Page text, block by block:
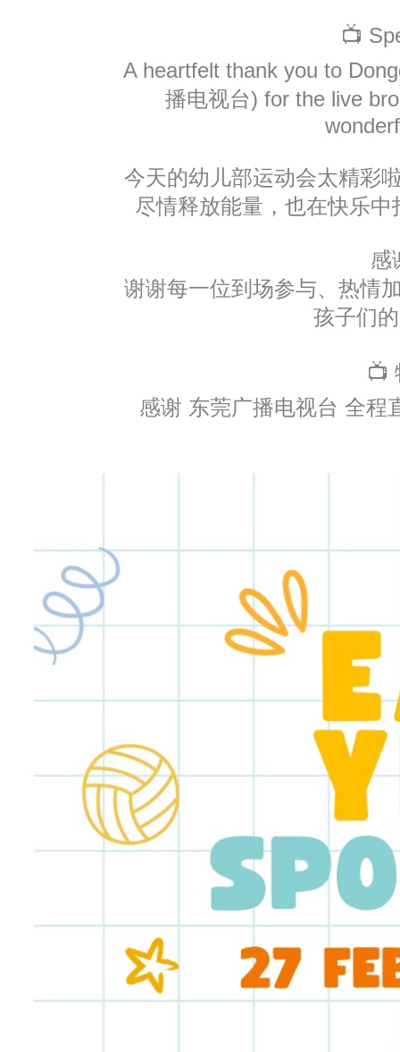
📺
A heartfelt thank you to
播电视台) for the live
今天的幼儿部运动会太精彩
尽情释放能量，也在快乐
感
谢谢每一位到场参与、热情
孩子们
📺
感谢 东莞广播电视台 全程